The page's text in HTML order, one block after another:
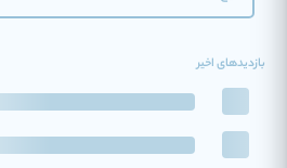
بازدیدهای اخیر